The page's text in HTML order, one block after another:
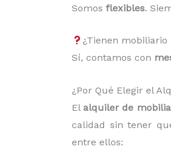
Somos flexibles.
¿Tienen
Sí, contamos con
¿Por Qué Elegir el
Elalquiler de
calidad sin tener
entre ellos: